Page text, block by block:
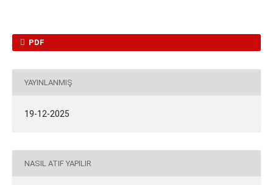
PDF
YAYINLANMIŞ
19-12-2025
NASIL ATIF YAPILIR